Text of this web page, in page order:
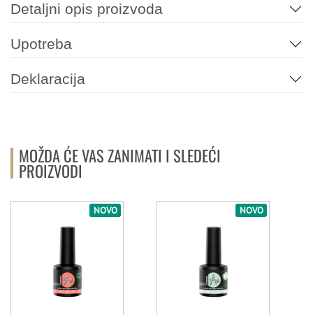
Detaljni opis proizvoda
Upotreba
Deklaracija
MOŽDA ĆE VAS ZANIMATI I SLEDEĆI
PROIZVODI
NOVO NOVO